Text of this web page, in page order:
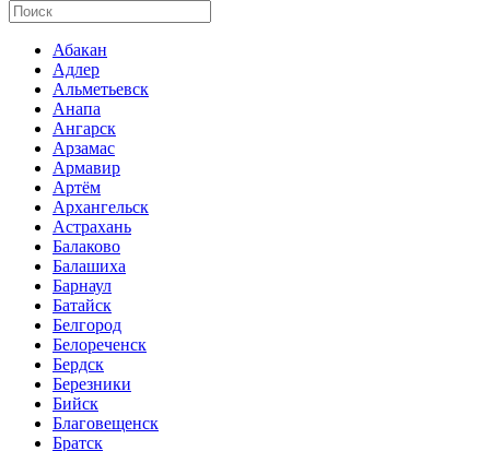
Абакан
Адлер
Альметьевск
Анапа
Ангарск
Арзамас
Армавир
Артём
Архангельск
Астрахань
Балаково
Балашиха
Барнаул
Батайск
Белгород
Белореченск
Бердск
Березники
Бийск
Благовещенск
Братск